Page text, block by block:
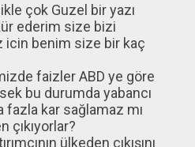
çok Guzel bir yazı
ederim size bizi
icin benim size bir kaç
faizler ABD ye göre
bu durumda yabancı
fazla kar sağlamaz mı
çıkıyorlar?
ülkeden çıkışını